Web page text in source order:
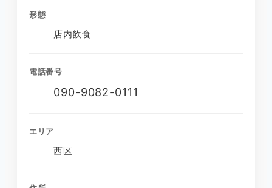
形態
店内飲食
電話番号
090-9082-0111
エリア
西区